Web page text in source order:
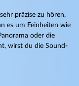
präzise zu hören,
es um Feinheiten wie
oder die
wirst du die Sound-